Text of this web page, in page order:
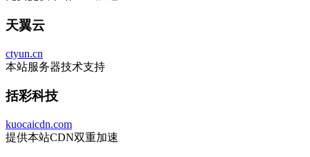
天翼云
ctyun.cn
本站服务器技术支持
括彩科技
kuocaicdn.com
提供本站CDN双重加速